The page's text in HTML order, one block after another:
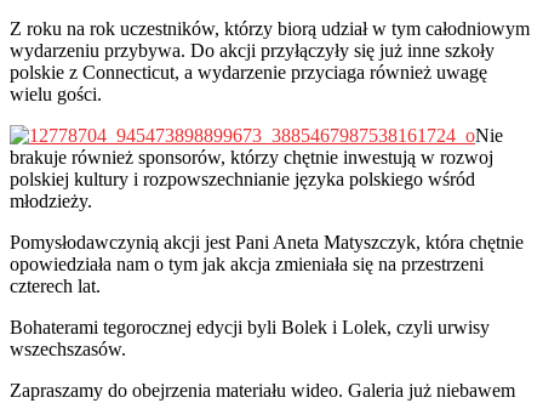
Z roku na rok uczestników, którzy biorą udział w tym całodniowym
wydarzeniu przybywa. Do akcji przyłączyły się już inne szkoły
polskie z Connecticut, a wydarzenie przyciaga również uwagę
wielu gości.
Nie
brakuje również sponsorów, którzy chętnie inwestują w rozwoj
polskiej kultury i rozpowszechnianie języka polskiego wśród
młodzieży.
Pomysłodawczynią akcji jest Pani Aneta Matyszczyk, która chętnie
opowiedziała nam o tym jak akcja zmieniała się na przestrzeni
czterech lat.
Bohaterami tegorocznej edycji byli Bolek i Lolek, czyli urwisy
wszechszasów.
Zapraszamy do obejrzenia materiału wideo. Galeria już niebawem